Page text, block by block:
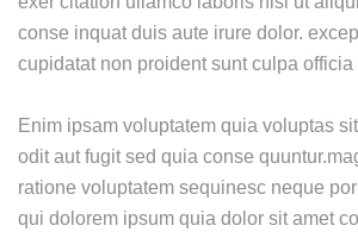
conse inquat duis aute irure dolor.
cupidatat non proident sunt culpa officia
Enim ipsam voluptatem quia voluptas
odit aut fugit sed quia conse
ratione voluptatem sequinesc neque
qui dolorem ipsum quia dolor sit amet